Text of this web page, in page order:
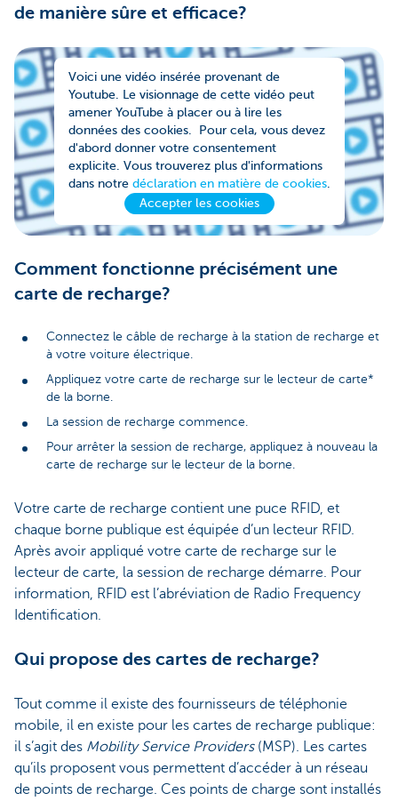
de manière sûre et efficace?
Voici une vidéo insérée provenant de
Youtube. Le visionnage de cette vidéo peut
amener YouTube à placer ou à lire les
données des cookies. Pour cela, vous devez
d'abord donner votre consentement
explicite. Vous trouverez plus d'informations
dans notre déclaration en matière de cookies.
Accepter les cookies
Comment fonctionne précisément une
carte de recharge?
Connectez le câble de recharge à la station de recharge et
à votre voiture électrique.
Appliquez votre carte de recharge sur le lecteur de carte*
de la borne.
La session de recharge commence.
Pour arrêter la session de recharge, appliquez à nouveau la
carte de recharge sur le lecteur de la borne.
Votre carte de recharge contient une puce RFID, et
chaque borne publique est équipée d’un lecteur RFID.
Après avoir appliqué votre carte de recharge sur le
lecteur de carte, la session de recharge démarre. Pour
information, RFID est l’abréviation de Radio Frequency
Identification.
Qui propose des cartes de recharge?
Tout comme il existe des fournisseurs de téléphonie
mobile, il en existe pour les cartes de recharge publique:
il s’agit des Mobility Service Providers(MSP). Les cartes
qu’ils proposent vous permettent d’accéder à un réseau
de points de recharge. Ces points de charge sont installés